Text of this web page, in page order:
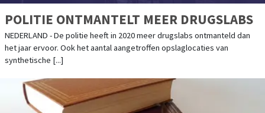
POLITIE ONTMANTELT MEER DRUGSLABS
NEDERLAND - De politie heeft in 2020 meer drugslabs ontmanteld dan
het jaar ervoor. Ook het aantal aangetroffen opslaglocaties van
synthetische [...]